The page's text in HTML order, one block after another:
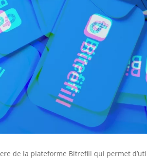
de la plateforme Bitrefill qui permet